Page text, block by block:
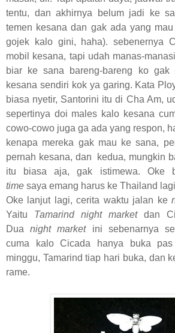
tentu, dan akhirnya belum jadi ke
temen kesana dan gak ada yang
gojek kalo gini, haha). sebenernya
mobil kesana, tapi udah manas-
biar ke sana bareng-bareng ko gak
kesana sendiri kok ya garing. Kata
biasa nyetir, Santorini itu di Cha Am,
sepertinya doi males kalo kesana
cowo-cowo juga ga ada yang respon,
kenapa mereka gak mau ke sana,
pernah kesana, dan kedua, mungkin
itu biasa aja, gak istimewa. Oke
time saya emang harus ke Thailand
Oke lanjut lagi, cerita waktu jalan ke
Yaitu Tamarind night market dan
Duanight market ini sebenarnya
cuma kalo Cicada hanya buka pas
minggu, Tamarind tiap hari buka, dan
rame.